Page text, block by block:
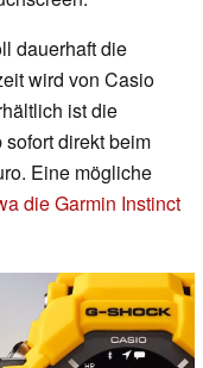
dauerhaft die
wird von Casio
ist die
direkt beim
Eine mögliche
die Garmin Instinct